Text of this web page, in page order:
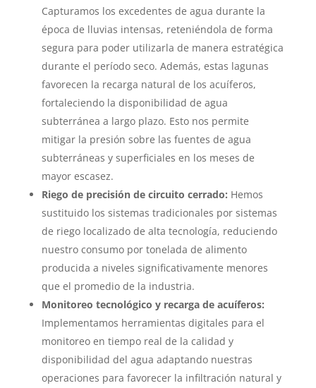
Capturamos los excedentes de agua durante la
época de lluvias intensas, reteniéndola de forma
segura para poder utilizarla de manera estratégica
durante el período seco. Además, estas lagunas
favorecen la recarga natural de los acuíferos,
fortaleciendo la disponibilidad de agua
subterránea a largo plazo. Esto nos permite
mitigar la presión sobre las fuentes de agua
subterráneas y superficiales en los meses de
mayor escasez.
Riego de precisión de circuito cerrado: Hemos
sustituido los sistemas tradicionales por sistemas
de riego localizado de alta tecnología, reduciendo
nuestro consumo por tonelada de alimento
producida a niveles significativamente menores
que el promedio de la industria.
Monitoreo tecnológico y recarga de acuíferos:
Implementamos herramientas digitales para el
monitoreo en tiempo real de la calidad y
disponibilidad del agua adaptando nuestras
operaciones para favorecer la infiltración natural y